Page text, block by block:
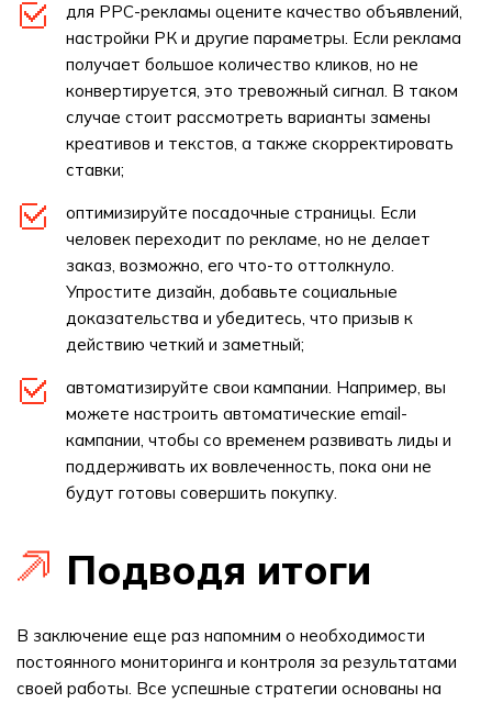
для РРС-рекламы оцените качество объявлений,
настройки РК и другие параметры. Если реклама
получает большое количество кликов, но не
конвертируется, это тревожный сигнал. В таком
случае стоит рассмотреть варианты замены
креативов и текстов, а также скорректировать
ставки;
оптимизируйте посадочные страницы. Если
человек переходит по рекламе, но не делает
заказ, возможно, его что-то оттолкнуло.
Упростите дизайн, добавьте социальные
доказательства и убедитесь, что призыв к
действию четкий и заметный;
автоматизируйте свои кампании. Например, вы
можете настроить автоматические email-
кампании, чтобы со временем развивать лиды и
поддерживать их вовлеченность, пока они не
будут готовы совершить покупку.
Подводя итоги
В заключение еще раз напомним о необходимости
постоянного мониторинга и контроля за результатами
своей работы. Все успешные стратегии основаны на